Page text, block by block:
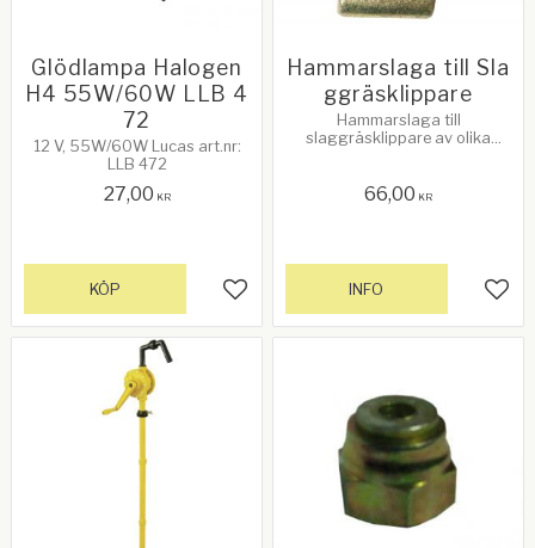
Glödlampa Halogen
H4 55W/60W LLB 4
72
12 V, 55W/60W Lucas art.nr:
LLB 472
27,00 KR
Lägg till i favoriter
KÖP
Hammarslaga till Sla
ggräsklippare
Hammarslaga till
slaggräsklippare av olika
66,00 KR
INFO